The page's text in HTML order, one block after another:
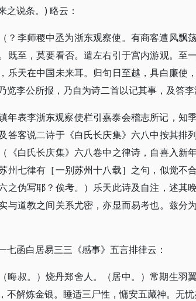
之说条。) 略云：
？李师稷中丞为浙东观察使。有商客遭风飘
既至，莫要看否。遣左右引于宫内游观。至
乐天在中国未来耳。归旬日至越，具白廉使
览李公所报，乃自为诗二首以记其事，及答李
年表李浙东观察使栏引嘉泰会稽志所记，知
答客说二诗于《白氏长庆集》六八中按其排
《白氏长庆集》六八卷中之律诗，自喜入新
州七律有［一别苏州十八载］之句，似觉不
之伪写耶？俟考。）乐天此诗及自注，述其
与道教之间关系尤密，亦显而易考也。兹分
七函白居易三三《感事》五言排律云：
晦叔。）烧丹郑舍人。（居中。）常期生羽
不解炼金银。睡适三尸性，慵安五藏神。无忧